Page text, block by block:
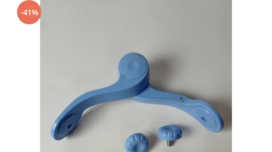
Electronice Auto
Intretinere & Cosmetica auto
Reparatii si echipamente auto
Casa, Gradina & Bricolaj
Bucatarie & Servire
Curatenie si intretinere
-41%